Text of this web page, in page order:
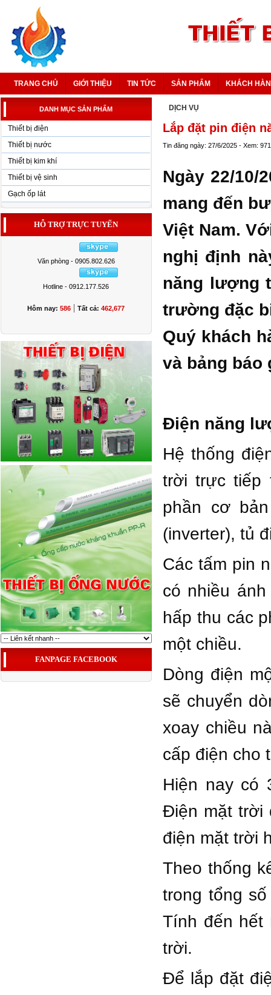
TRANG CHỦ GIỚI THIỆU TIN TỨC SẢN PHẨM KHÁCH
DANH MỤC SẢN PHẨM
Thiết bị điện
Thiết bị nước
Thiết bị kim khí
Thiết bị vệ sinh
Gạch ốp lát
HỖ TRỢ TRỰC TUYẾN
Văn phòng - 0905.802.626
Hotline - 0912.177.526
Hôm nay: 586 | Tất cả: 462,677
FANPAGE FACEBOOK
DỊCH VỤ
Lắp đặt pin điện
Tin đăng ngày: 27/6/2025 - Xem: 971
Ngày 22/10/
mang đến
Việt Nam.
nghị định
năng lượng
trường đặc
Quý khách
và bảng báo
Điện năng
Hệ thống
trời trực tiếp
phần cơ
(inverter), tủ
Các tấm pin
có nhiều
hấp thu các
một chiều.
Dòng điện
sẽ chuyển
xoay chiều
cấp điện cho
Hiện nay có
Điện mặt trời
điện mặt trời
Theo thống
trong tổng
Tính đến hết
trời.
Để lắp đặt